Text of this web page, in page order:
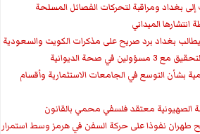
إلى بغداد ومراقبة لتحركات الفصائل المسلحة
الميداني
يطالب بغداد برد صريح على مذكرات الكويت والسعودية
صحة الديوانية
بشأن التوسع في الجامعات الاستثمارية وأقسام
الصهيونية معتقد فلسفي محمي بالقانون
طهران نفوذا على حركة السفن في هرمز وسط استمرار